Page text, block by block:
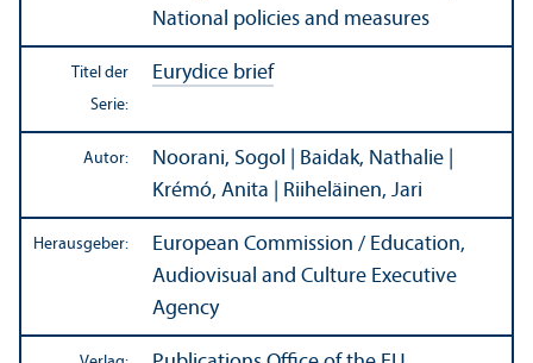
National policies and measures
Titel der
Serie:
Eurydice brief
Autor:
Noorani, Sogol | Baidak, Nathalie |
Krémó, Anita | Riiheläinen, Jari
Herausgeber:
European Commission / Education,
Audiovisual and Culture Executive
Agency